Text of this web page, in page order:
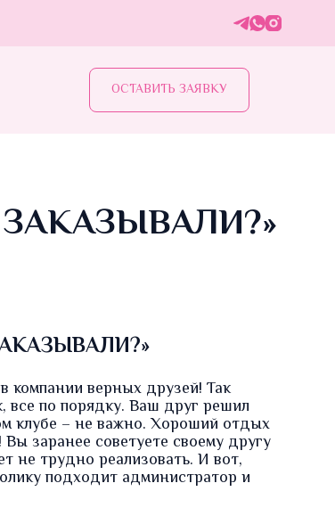
ОСТАВИТЬ ЗАЯВКУ
компании верных друзей! Так
по порядку. Ваш друг решил
клубе – не важно. Хороший отдых
заранее советуете своему другу
не трудно реализовать. И вот,
подходит администратор и